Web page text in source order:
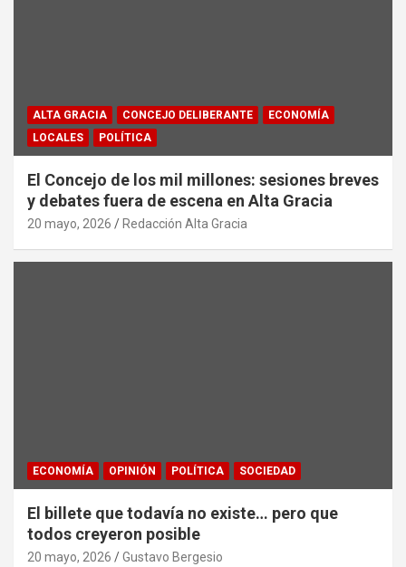
ALTA GRACIA CONCEJO DELIBERANTE
ECONOMÍA
LOCALES
POLÍTICA
El Concejo de los mil millones: sesiones breves
y debates fuera de escena en Alta Gracia
20 mayo, 2026 Redacción Alta Gracia
ECONOMÍA OPINIÓN POLÍTICA SOCIEDAD
El billete que todavía no existe… pero que
todos creyeron posible
20 mayo, 2026 Gustavo Bergesio